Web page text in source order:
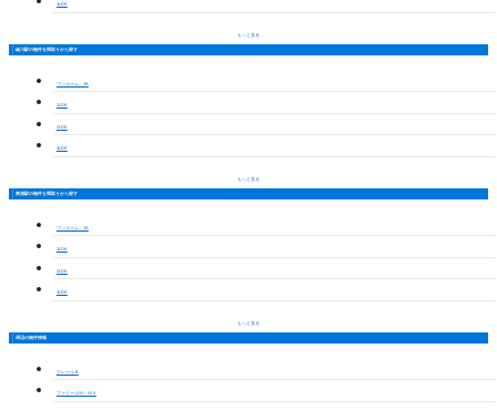
3LDK
もっと見る
緒川駅の物件を間取りから探す
ワンルーム・1K
1LDK
2LDK
3LDK
もっと見る
東浦駅の物件を間取りから探す
ワンルーム・1K
1LDK
2LDK
3LDK
もっと見る
周辺の物件情報
クレールＢ
ファミールＭ・ＭⅤ